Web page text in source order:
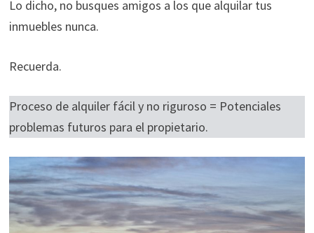
Lo dicho, no busques amigos a los que alquilar tus
inmuebles nunca.
Recuerda.
Proceso de alquiler fácil y no riguroso = Potenciales
problemas futuros para el propietario.